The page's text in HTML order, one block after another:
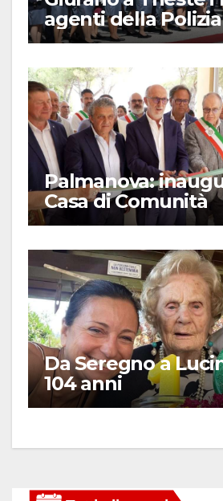
agenti della Polizia
Palmanova:
Casa di Comunità
Da Seregno a
104 anni